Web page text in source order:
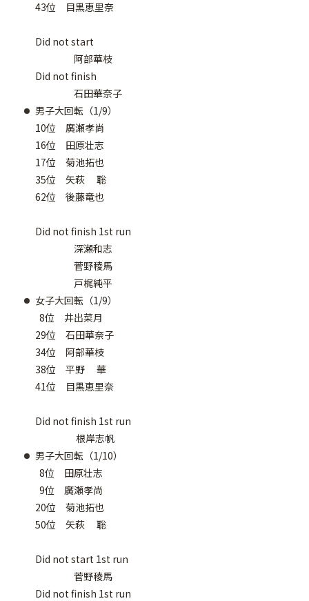
43位 目黒恵里奈
Did not start
阿部華枝
Did not finish
石田華奈子
男子大回転（1/9）
10位 廣瀬孝尚
16位 田原壮志
17位 菊池拓也
35位 矢萩 聡
62位 後藤竜也
Did not finish 1st run
深瀬和志
菅野稜馬
戸梶純平
女子大回転（1/9）
8位 井出菜月
29位 石田華奈子
34位 阿部華枝
38位 平野 華
41位 目黒恵里奈
Did not finish 1st run
根岸志帆
男子大回転（1/10）
8位 田原壮志
9位 廣瀬孝尚
20位 菊池拓也
50位 矢萩 聡
Did not start 1st run
菅野稜馬
Did not finish 1st run